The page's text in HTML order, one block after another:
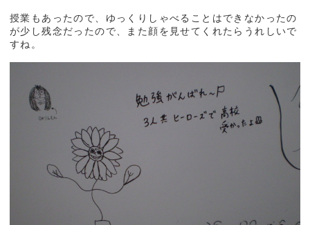
授業もあったので、ゆっくりしゃべることはできなかったの
が少し残念だったので、また顔を見せてくれたらうれしいで
すね。